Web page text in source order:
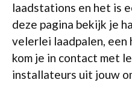
laadstations en het is
deze pagina bekijk je
velerlei laadpalen, een
kom je in contact met
installateurs uit jouw